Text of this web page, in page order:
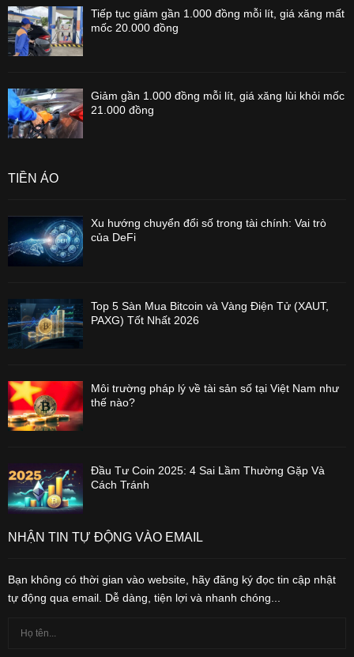
Tiếp tục giảm gần 1.000 đồng mỗi lít, giá xăng mất
mốc 20.000 đồng
Giảm gần 1.000 đồng mỗi lít, giá xăng lùi khỏi mốc
21.000 đồng
TIỀN ẢO
Xu hướng chuyển đổi số trong tài chính: Vai trò
của DeFi
Top 5 Sàn Mua Bitcoin và Vàng Điện Tử (XAUT,
PAXG) Tốt Nhất 2026
Môi trường pháp lý về tài sản số tại Việt Nam như
thế nào?
Đầu Tư Coin 2025: 4 Sai Lầm Thường Gặp Và
Cách Tránh
NHẬN TIN TỰ ĐỘNG VÀO EMAIL
Bạn không có thời gian vào website, hãy đăng ký đọc tin cập nhật
tự động qua email. Dễ dàng, tiện lợi và nhanh chóng...